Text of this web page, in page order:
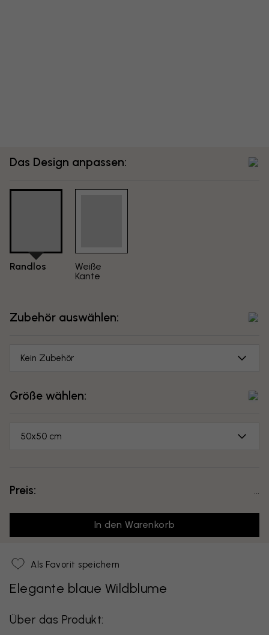
Das Design anpassen:
Randlos
Weiße
Kante
Zubehör auswählen:
Kein Zubehör
Größe wählen:
50x50 cm
Preis: ...
In den Warenkorb
Als Favorit speichern
Elegante blaue Wildblume
Über das Produkt: